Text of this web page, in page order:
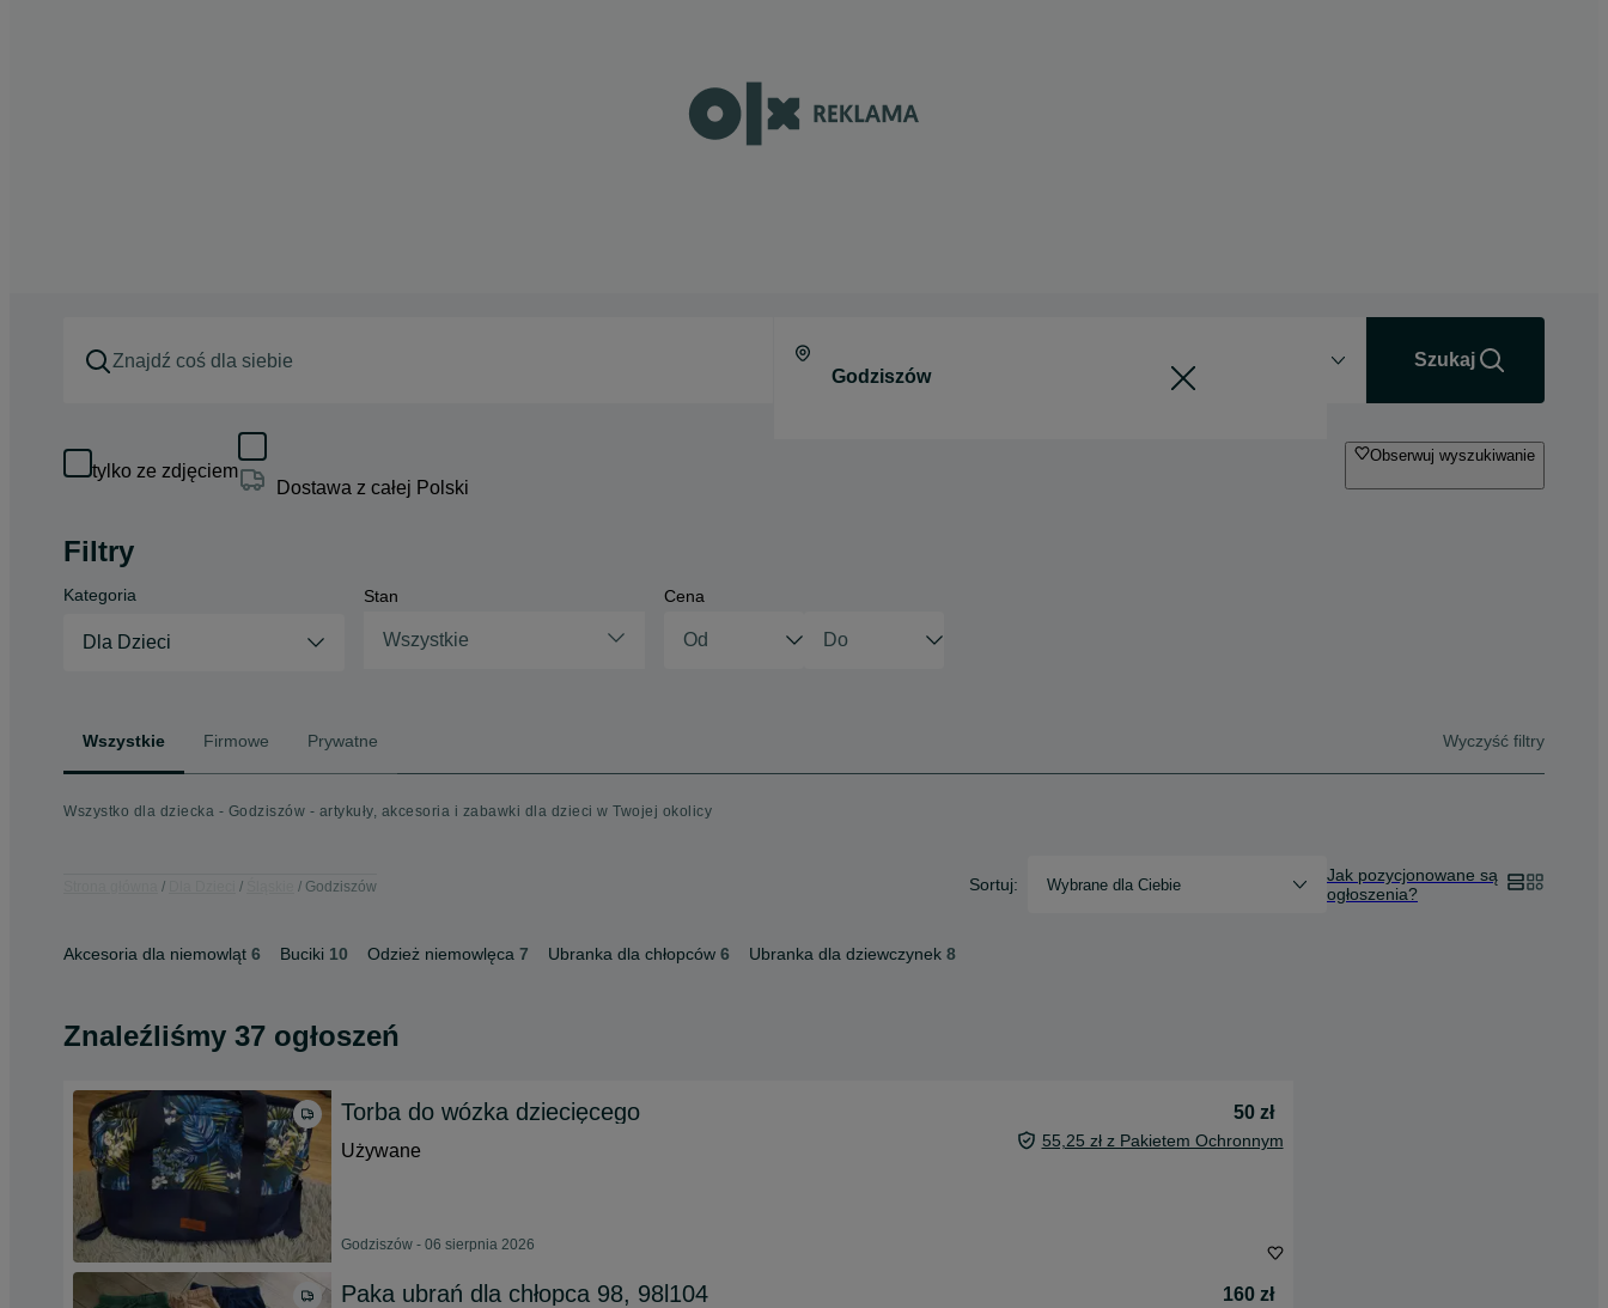
Szukaj
tylko ze zdjęciem
Dostawa z całej Polski
Obserwuj wyszukiwanie
Filtry
Kategoria
Dla Dzieci
Stan
Wszystkie
Cena
Wszystkie Firmowe Prywatne Wyczyść filtry
Wszystko dla dziecka - Godziszów - artykuły, akcesoria i zabawki dla dzieci w Twojej okolicy
Godziszów Sortuj: Wybrane dla Ciebie
Jak pozycjonowane są
ogłoszenia?
Akcesoria dla niemowląt 6 Buciki 10 Odzież niemowlęca 7 Ubranka dla chłopców 6 Ubranka dla dziewczynek 8
Znaleźliśmy 37 ogłoszeń
Torba do wózka dziecięcego
50 zł
Używane
55,25 zł z Pakietem Ochronnym
Godziszów - 06 sierpnia 2026
Paka ubrań dla chłopca 98, 98l104
160 zł